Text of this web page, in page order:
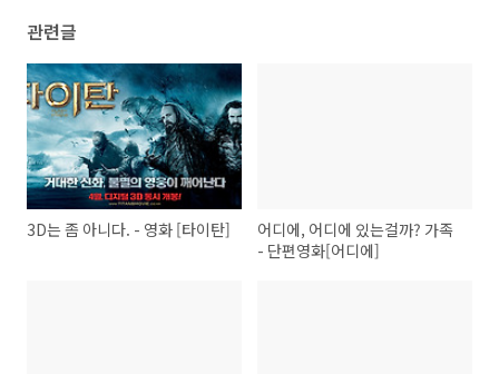
관련글
3D는 좀 아니다. - 영화 [타이탄]
어디에, 어디에 있는걸까? 가족
- 단편영화[어디에]